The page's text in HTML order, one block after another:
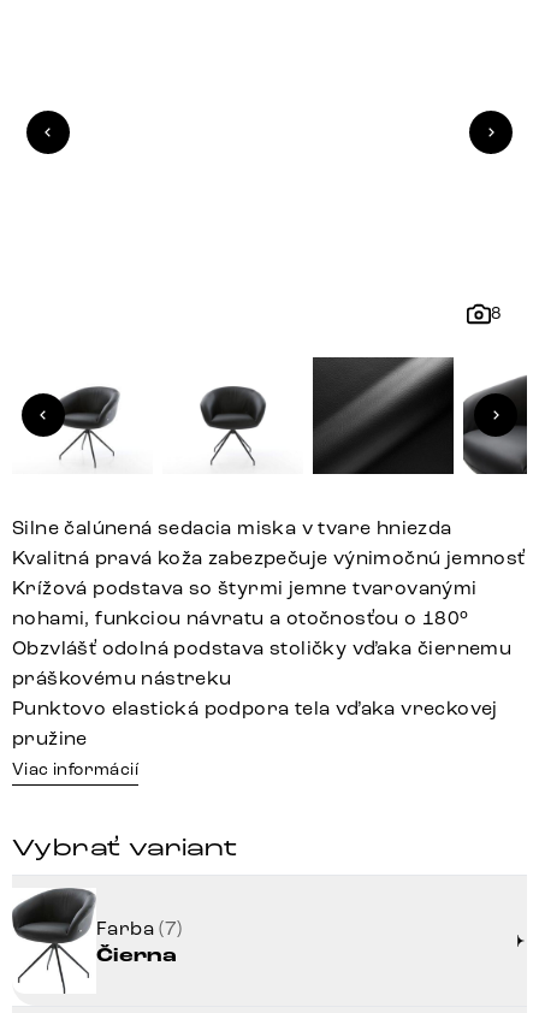
8
Silne čalúnená sedacia miska v tvare hniezda
Kvalitná pravá koža zabezpečuje výnimočnú jemnosť
Krížová podstava so štyrmi jemne tvarovanými
nohami, funkciou návratu a otočnosťou o 180°
Obzvlášť odolná podstava stoličky vďaka čiernemu
práškovému nástreku
Punktovo elastická podpora tela vďaka vreckovej
pružine
Viac informácií
Vybrať variant
Farba(7)
Čierna